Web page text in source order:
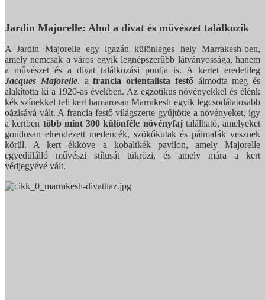
Jardin Majorelle: Ahol a divat és művészet találkozik
A Jardin Majorelle egy igazán különleges hely Marrakesh-ben,
amely nemcsak a város egyik legnépszerűbb látványossága, hanem
a művészet és a divat találkozási pontja is. A kertet eredetileg
Jacques Majorelle, afrancia orientalista festőálmodta meg és
alakította ki a 1920-as években. Az egzotikus növényekkel és élénk
kék színekkel teli kert hamarosan Marrakesh egyik legcsodálatosabb
oázisává vált. A francia festő világszerte gyűjtötte a növényeket, így
a kertben több mint 300 különféle növényfajtalálható, amelyeket
gondosan elrendezett medencék, szökőkutak és pálmafák vesznek
körül. A kert ékköve a kobaltkék pavilon, amely Majorelle
egyedülálló művészi stílusát tükrözi, és amely mára a kert
védjegyévé vált.